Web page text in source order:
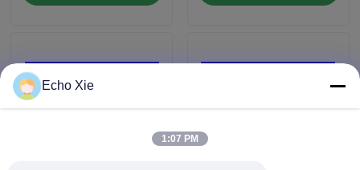
ขอใบเสนอราคา
10ml Vial Labels
10ml Vial Boxes
Echo Xie
1:07 PM